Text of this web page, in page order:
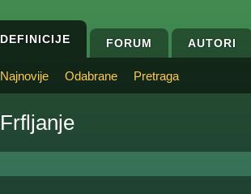
DEFINICIJE FORUM AUTORI
Najnovije Odabrane Pretraga
Frfljanje